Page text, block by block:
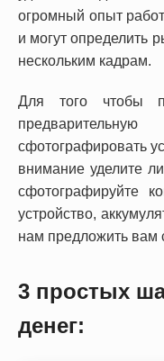
огромный опыт
и могут определить
нескольким кадрам.
Для того чтобы
сфотографировать
внимание уделите
сфотографируйте
устройство,
нам предложить вам
3 простых
денег: